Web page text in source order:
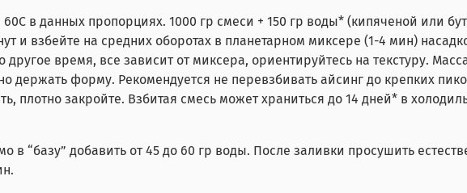
в данных пропорциях. 1000 гр смеси + 150 гр воды* (кипяченой или
и взбейте на средних оборотах в планетарном миксере (1-4 мин)
время, все зависит от миксера, ориентируйтесь на текстуру.
держать форму. Рекомендуется не перевзбивать айсинг до крепких
плотно закройте. Взбитая смесь может храниться до 14 дней* в
в “базу” добавить от 45 до 60 гр воды. После заливки просушить